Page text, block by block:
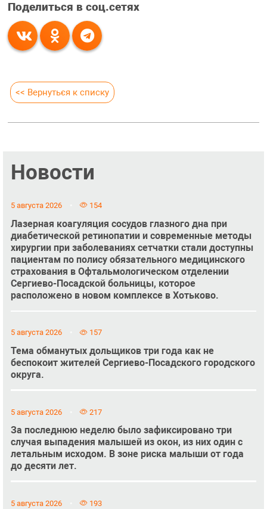
Поделиться в соц.сетях
<< Вернуться к списку
Новости
5 августа 2026 154
Лазерная коагуляция сосудов глазного дна при
диабетической ретинопатии и современные методы
хирургии при заболеваниях сетчатки стали доступны
пациентам по полису обязательного медицинского
страхования в Офтальмологическом отделении
Сергиево-Посадской больницы, которое
расположено в новом комплексе в Хотьково.
5 августа 2026 157
Тема обманутых дольщиков три года как не
беспокоит жителей Сергиево-Посадского городского
округа.
5 августа 2026 217
За последнюю неделю было зафиксировано три
случая выпадения малышей из окон, из них один с
летальным исходом. В зоне риска малыши от года
до десяти лет.
5 августа 2026 193